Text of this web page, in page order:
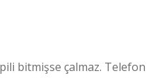
bitmişse çalmaz. Telefon